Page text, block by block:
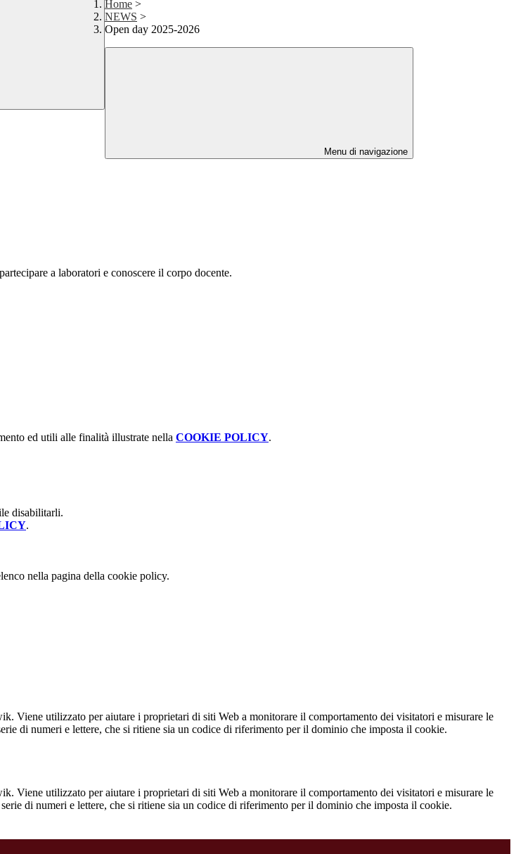
Home >
NEWS >
Open day 2025-2026
Menu di navigazione
a laboratori e conoscere il corpo docente.
ed utili alle finalità illustrate nella COOKIE POLICY.
disabilitarli.
.
nella pagina della cookie policy.
Viene utilizzato per aiutare i proprietari di siti Web a monitorare il comportamento dei visitatori e misurare le
di numeri e lettere, che si ritiene sia un codice di riferimento per il dominio che imposta il cookie.
Viene utilizzato per aiutare i proprietari di siti Web a monitorare il comportamento dei visitatori e misurare le
di numeri e lettere, che si ritiene sia un codice di riferimento per il dominio che imposta il cookie.